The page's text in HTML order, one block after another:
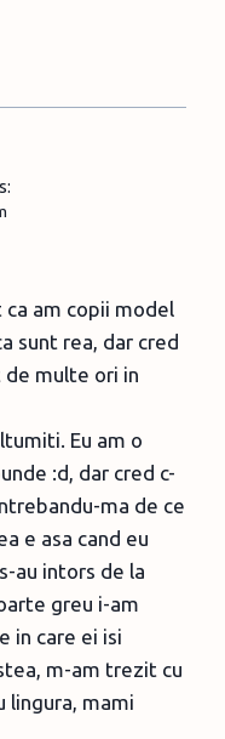
am copii model
sunt rea, dar cred
multe ori in
Eu am o
:d, dar cred c-
ma de ce
e asa cand eu
au intors de la
greu i-am
in care ei isi
m-am trezit cu
lingura, mami